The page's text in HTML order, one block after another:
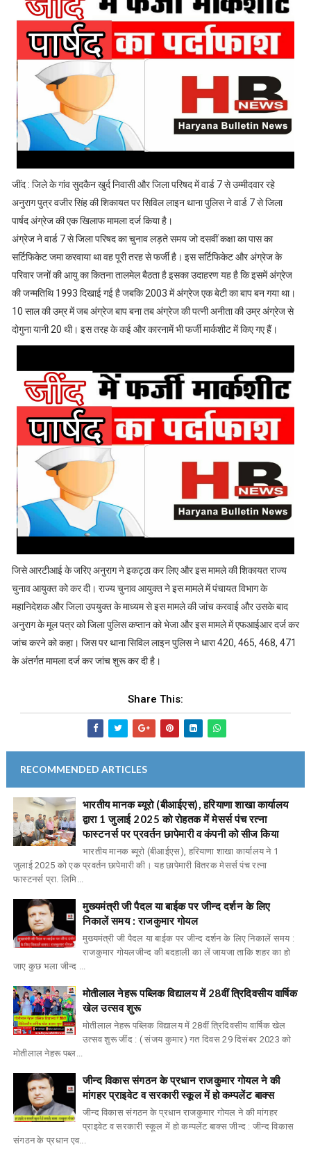
जींद : जिले के गांव सुदकैन खुर्द निवासी और जिला परिषद में वार्ड 7 से उम्मीदवार रहे
अनुराग पुत्र वजीर सिंह की शिकायत पर सिविल लाइन थाना पुलिस ने वार्ड 7 से जिला
पार्षद अंग्रेज की एक खिलाफ मामला दर्ज किया है।
अंग्रेज ने वार्ड 7 से जिला परिषद का चुनाव लड़ते समय जो दसवीं कक्षा का पास का
सर्टिफिकेट जमा करवाया था वह पूरी तरह से फर्जी है। इस सर्टिफिकेट और अंग्रेज के
परिवार जनों की आयु का कितना तालमेल बैठता है इसका उदाहरण यह है कि इसमें अंग्रेज
की जन्मतिथि 1993 दिखाई गई है जबकि 2003 में अंग्रेज एक बेटी का बाप बन गया था।
10 साल की उम्र में जब अंग्रेज बाप बना तब अंग्रेज की पत्नी अनीता की उम्र अंग्रेज से
दोगुना यानी 20 थी। इस तरह के कई और कारनामें भी फर्जी मार्कशीट में किए गए हैं।
जिसे आरटीआई के जरिए अनुराग ने इकट्ठा कर लिए और इस मामले की शिकायत राज्य
चुनाव आयुक्त को कर दी। राज्य चुनाव आयुक्त ने इस मामले में पंचायत विभाग के
महानिदेशक और जिला उपयुक्त के माध्यम से इस मामले की जांच करवाई और उसके बाद
अनुराग के मूल पत्र को जिला पुलिस कप्तान को भेजा और इस मामले में एफआईआर दर्ज कर
जांच करने को कहा। जिस पर थाना सिविल लाइन पुलिस ने धारा 420, 465, 468, 471
के अंतर्गत मामला दर्ज कर जांच शुरू कर दी है।
Share This:
RECOMMENDED ARTICLES
भारतीय मानक ब्यूरो (बीआईएस), हरियाणा शाखा कार्यालय
द्वारा 1 जुलाई 2025 को रोहतक में मेसर्स पंच रत्ना
फास्टनर्स पर प्रवर्तन छापेमारी व कंपनी को सीज किया
भारतीय मानक ब्यूरो (बीआईएस), हरियाणा शाखा कार्यालय ने 1
जुलाई 2025 को एक प्रवर्तन छापेमारी की। यह छापेमारी वितरक मेसर्स पंच रत्ना
फास्टनर्स प्रा. लिमि...
मुख्यमंत्री जी पैदल या बाईक पर जीन्द दर्शन के लिए
निकालें समय : राजकुमार गोयल
मुख्यमंत्री जी पैदल या बाईक पर जीन्द दर्शन के लिए निकालें समय :
राजकुमार गोयलजीन्द की बदहाली का लें जायजा ताकि शहर का हो
जाए कुछ भला जीन्द ...
मोतीलाल नेहरू पब्लिक विद्यालय में 28वीं त्रिदिवसीय वार्षिक
खेल उत्सव शुरू
मोतीलाल नेहरू पब्लिक विद्यालय में 28वीं त्रिदिवसीय वार्षिक खेल
उत्सव शुरू जींद : ( संजय कुमार) गत दिवस 29 दिसंबर 2023 को
मोतीलाल नेहरू पब्ल...
जीन्द विकास संगठन के प्रधान राजकुमार गोयल ने की
मांगहर प्राइवेट व सरकारी स्कूल में हो कम्पलेंट बाक्स
जीन्द विकास संगठन के प्रधान राजकुमार गोयल ने की मांगहर
प्राइवेट व सरकारी स्कूल में हो कम्पलेंट बाक्स जीन्द : जीन्द विकास
संगठन के प्रधान एव...